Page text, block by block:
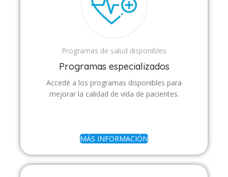
Programas de salud disponibles
Programas especializados
Accedé a los programas disponibles para
mejorar la calidad de vida de pacientes.
MÁS INFORMACIÓN